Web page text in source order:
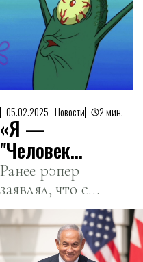
баскетболиста
Майкла
Джордана,
задержали во
Флориде за
состоянии
алкогольного
опьянения и
хранение
наркотиков.
05.02.2025 Новости 2 мин.
«Я —
"Человек
дождя"»:
Канье Уэст
признался в
аутизме
Ранее рэпер
заявлял, что с
39 лет
страдает от
биполярного